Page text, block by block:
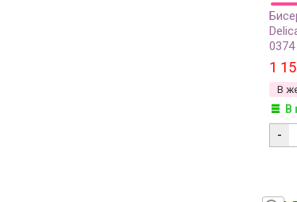
1
В
В
-